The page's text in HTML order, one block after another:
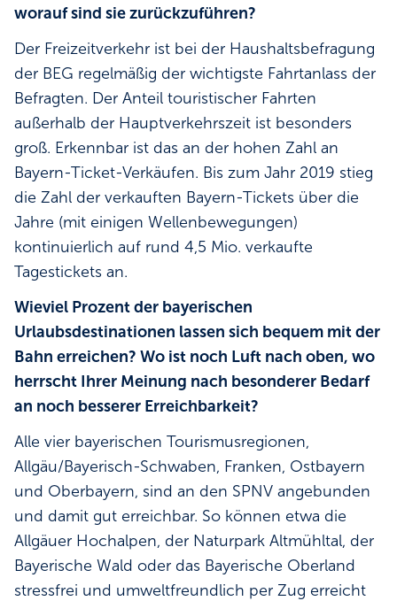
worauf sind sie zurückzuführen?
Der Freizeitverkehr ist bei der Haushaltsbefragung
der BEG regelmäßig der wichtigste Fahrtanlass der
Befragten. Der Anteil touristischer Fahrten
außerhalb der Hauptverkehrszeit ist besonders
groß. Erkennbar ist das an der hohen Zahl an
Bayern-Ticket-Verkäufen. Bis zum Jahr 2019 stieg
die Zahl der verkauften Bayern-Tickets über die
Jahre (mit einigen Wellenbewegungen)
kontinuierlich auf rund 4,5 Mio. verkaufte
Tagestickets an.
Wieviel Prozent der bayerischen
Urlaubsdestinationen lassen sich bequem mit der
Bahn erreichen? Wo ist noch Luft nach oben, wo
herrscht Ihrer Meinung nach besonderer Bedarf
an noch besserer Erreichbarkeit?
Alle vier bayerischen Tourismusregionen,
Allgäu/Bayerisch-Schwaben, Franken, Ostbayern
und Oberbayern, sind an den SPNV angebunden
und damit gut erreichbar. So können etwa die
Allgäuer Hochalpen, der Naturpark Altmühltal, der
Bayerische Wald oder das Bayerische Oberland
stressfrei und umweltfreundlich per Zug erreicht